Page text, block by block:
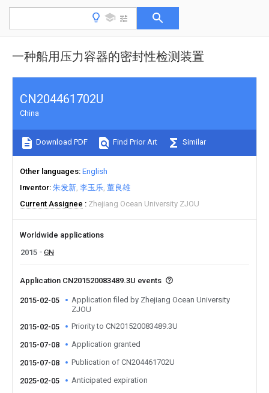
一种船用压力容器的密封性检测装置
CN204461702U
China
Download PDF Find Prior Art Similar
Other languages English
Inventor 朱发新 李玉乐 董良雄
Current Assignee
Zhejiang Ocean University ZJOU
Worldwide applications
2015
CN
Application CN201520083489.3U events
2015-02-05
Application filed by Zhejiang Ocean University
ZJOU
2015-02-05
Priority to CN201520083489.3U
2015-07-08 Application granted
2015-07-08 Publication of CN204461702U
2025-02-05 Anticipated expiration